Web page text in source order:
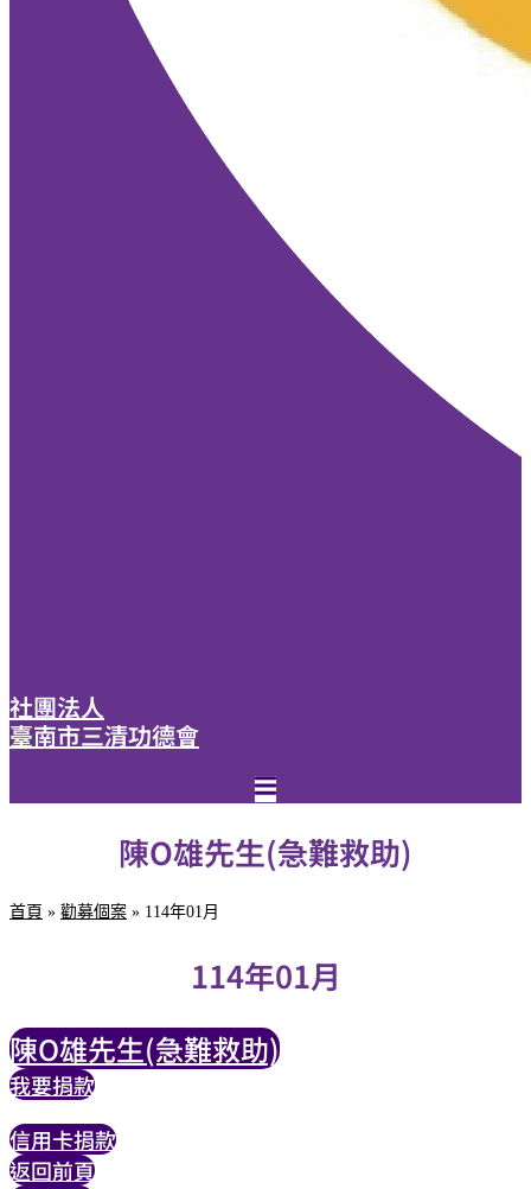
社團法人
臺南市三清功德會
陳O雄先生(急難救助)
首頁 » 勸募個案 » 114年01月
114年01月
陳O雄先生(急難救助)
我要捐款
信用卡捐款
返回前頁